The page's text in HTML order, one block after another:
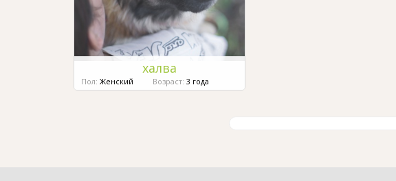
халва
Пол: Женский Возраст: 3 года